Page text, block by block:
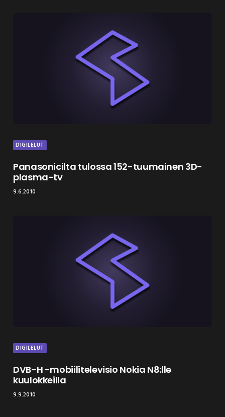
DIGILELUT
Panasonicilta tulossa 152-tuumainen 3D-
plasma-tv
9.6.2010
DIGILELUT
DVB-H -mobiilitelevisio Nokia N8:lle
kuulokkeilla
9.9.2010